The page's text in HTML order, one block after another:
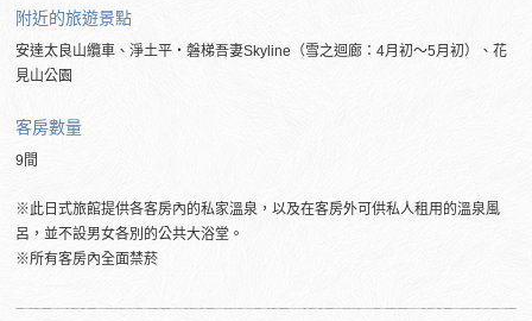
附近的旅遊景點
安達太良山纜車、淨土平・磐梯吾妻Skyline（雪之迴廊：4月初～5月初）、花
見山公園
客房數量
9間
※此日式旅館提供各客房內的私家溫泉，以及在客房外可供私人租用的溫泉風
呂，並不設男女各別的公共大浴堂。
※所有客房內全面禁菸